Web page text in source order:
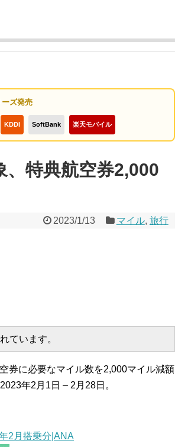
ズ発売
KDDI SoftBank 楽天モバイル
、特典航空券2,000
2023/1/13 マイル, 旅行
ています。
券に必要なマイル数を2,000マイル減額
年2月1日 – 2月28日。
2月搭乗分|ANA